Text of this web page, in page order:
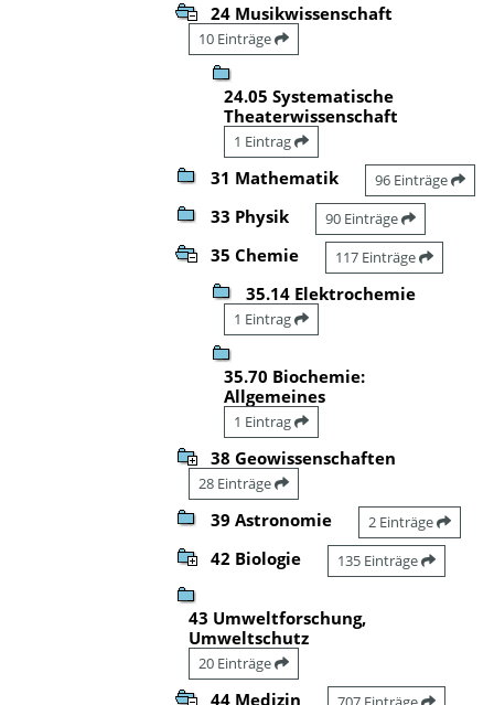
24 Musikwissenschaft
10 Einträge
24.05 Systematische
Theaterwissenschaft
1 Eintrag
31 Mathematik 96 Einträge
33 Physik 90 Einträge
35 Chemie 117 Einträge
35.14 Elektrochemie
1 Eintrag
35.70 Biochemie:
Allgemeines
1 Eintrag
38 Geowissenschaften
28 Einträge
39 Astronomie 2 Einträge
42 Biologie 135 Einträge
43 Umweltforschung,
Umweltschutz
20 Einträge
44 Medizin